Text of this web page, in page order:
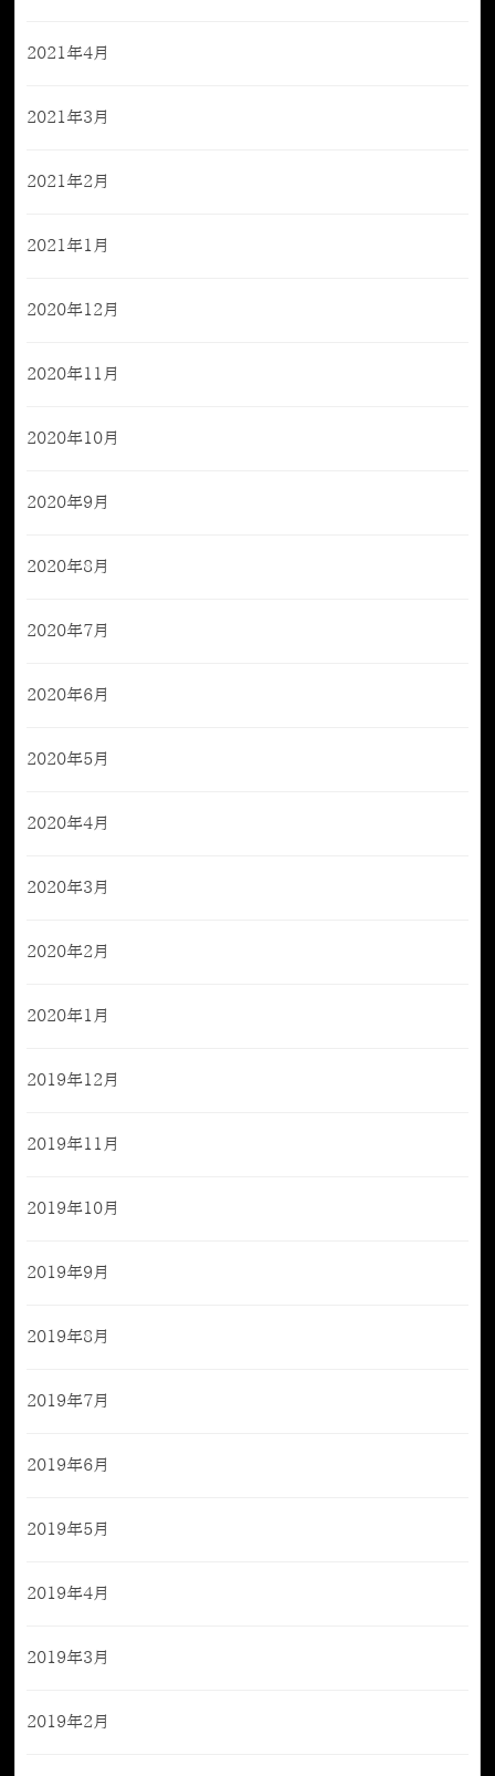
2021年4月
2021年3月
2021年2月
2021年1月
2020年12月
2020年11月
2020年10月
2020年9月
2020年8月
2020年7月
2020年6月
2020年5月
2020年4月
2020年3月
2020年2月
2020年1月
2019年12月
2019年11月
2019年10月
2019年9月
2019年8月
2019年7月
2019年6月
2019年5月
2019年4月
2019年3月
2019年2月